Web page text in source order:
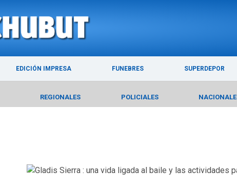
EDICIÓN IMPRESA FUNEBRES SUPERDEPOR
ÚLTIMAS NOTICIAS PUERTO MADRYN
REGIONALES POLICIALES